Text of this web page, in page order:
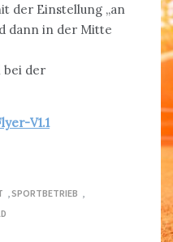
der Einstellung „an
dann in der Mitte
bei der
V1.1
SPORTBETRIEB